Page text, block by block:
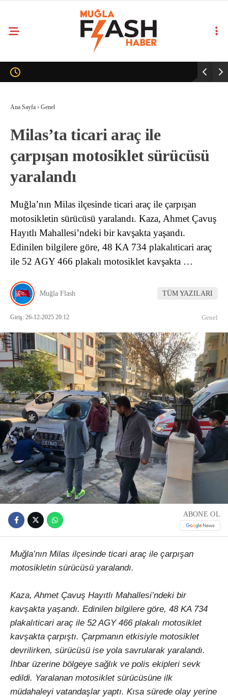
Ana Sayfa › Genel
Milas’ta ticari araç ile
çarpışan motosiklet sürücüsü
yaralandı
Muğla’nın Milas ilçesinde ticari araç ile çarpışan
motosikletin sürücüsü yaralandı. Kaza, Ahmet Çavuş
Hayıtlı Mahallesi’ndeki bir kavşakta yaşandı.
Edinilen bilgilere göre, 48 KA 734 plakalıticari araç
ile 52 AGY 466 plakalı motosiklet kavşakta …
Muğla Flash TÜM YAZILARI
Giriş: 26-12-2025 20:12 Genel
ABONE OL
Muğla’nın Milas ilçesinde ticari araç ile çarpışan
motosikletin sürücüsü yaralandı.
Kaza, Ahmet Çavuş Hayıtlı Mahallesi’ndeki bir
kavşakta yaşandı. Edinilen bilgilere göre, 48 KA 734
plakalıticari araç ile 52 AGY 466 plakalı motosiklet
kavşakta çarpıştı. Çarpmanın etkisiyle motosiklet
devrilirken, sürücüsü ise yola savrularak yaralandı.
İhbar üzerine bölgeye sağlık ve polis ekipleri sevk
edildi. Yaralanan motosiklet sürücüsüne ilk
müdahaleyi vatandaşlar yaptı. Kısa sürede olay yerine